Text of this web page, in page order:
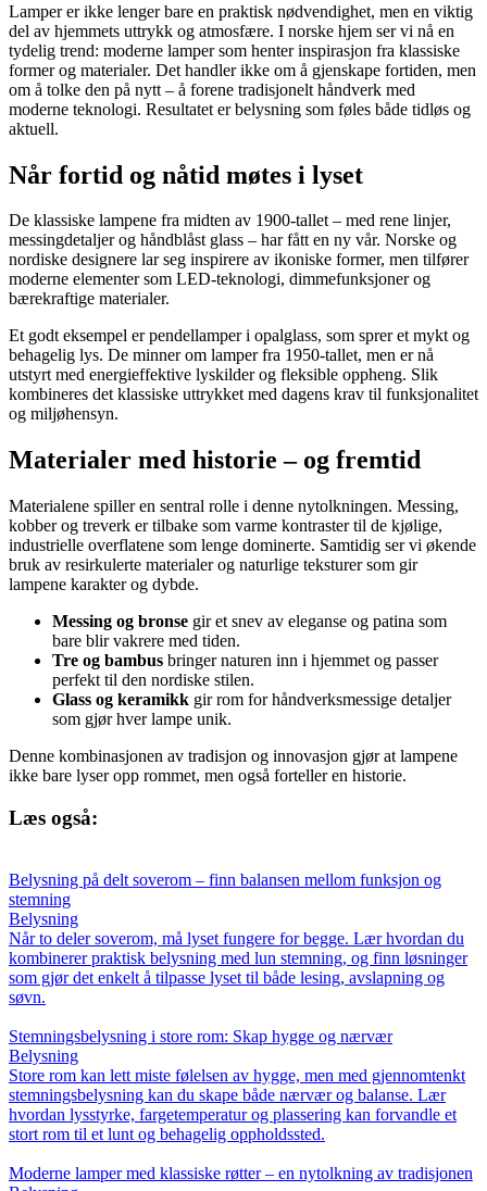
Lamper er ikke lenger bare en praktisk nødvendighet, men en viktig
del av hjemmets uttrykk og atmosfære. I norske hjem ser vi nå en
tydelig trend: moderne lamper som henter inspirasjon fra klassiske
former og materialer. Det handler ikke om å gjenskape fortiden, men
om å tolke den på nytt – å forene tradisjonelt håndverk med
moderne teknologi. Resultatet er belysning som føles både tidløs og
aktuell.
Når fortid og nåtid møtes i lyset
De klassiske lampene fra midten av 1900-tallet – med rene linjer,
messingdetaljer og håndblåst glass – har fått en ny vår. Norske og
nordiske designere lar seg inspirere av ikoniske former, men tilfører
moderne elementer som LED-teknologi, dimmefunksjoner og
bærekraftige materialer.
Et godt eksempel er pendellamper i opalglass, som sprer et mykt og
behagelig lys. De minner om lamper fra 1950-tallet, men er nå
utstyrt med energieffektive lyskilder og fleksible oppheng. Slik
kombineres det klassiske uttrykket med dagens krav til funksjonalitet
og miljøhensyn.
Materialer med historie – og fremtid
Materialene spiller en sentral rolle i denne nytolkningen. Messing,
kobber og treverk er tilbake som varme kontraster til de kjølige,
industrielle overflatene som lenge dominerte. Samtidig ser vi økende
bruk av resirkulerte materialer og naturlige teksturer som gir
lampene karakter og dybde.
Messing og bronse gir et snev av eleganse og patina som
bare blir vakrere med tiden.
Tre og bambus bringer naturen inn i hjemmet og passer
perfekt til den nordiske stilen.
Glass og keramikk gir rom for håndverksmessige detaljer
som gjør hver lampe unik.
Denne kombinasjonen av tradisjon og innovasjon gjør at lampene
ikke bare lyser opp rommet, men også forteller en historie.
Læs også:
Belysning på delt soverom – finn balansen mellom funksjon og
stemning
Belysning
Når to deler soverom, må lyset fungere for begge. Lær hvordan du
kombinerer praktisk belysning med lun stemning, og finn løsninger
som gjør det enkelt å tilpasse lyset til både lesing, avslapning og
søvn.
Stemningsbelysning i store rom: Skap hygge og nærvær
Belysning
Store rom kan lett miste følelsen av hygge, men med gjennomtenkt
stemningsbelysning kan du skape både nærvær og balanse. Lær
hvordan lysstyrke, fargetemperatur og plassering kan forvandle et
stort rom til et lunt og behagelig oppholdssted.
Moderne lamper med klassiske røtter – en nytolkning av tradisjonen